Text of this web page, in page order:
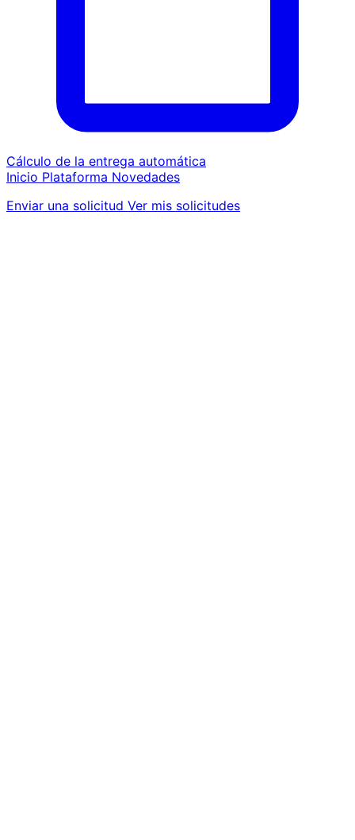
Cálculo de la entrega automática
Inicio Plataforma Novedades
Enviar una solicitud Ver mis solicitudes